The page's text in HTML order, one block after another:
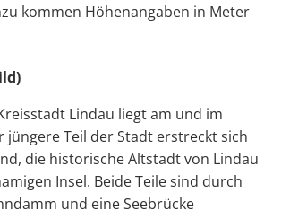
kommen Höhenangaben in Meter
Lindau liegt am und im
jüngere Teil der Stadt erstreckt sich
die historische Altstadt von Lindau
Insel. Beide Teile sind durch
und eine Seebrücke